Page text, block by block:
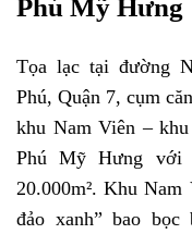
Phú Mỹ Hưng
Tọa lạc tại đường
Phú, Quận 7, cụm
khu Nam Viên –
Phú Mỹ Hưng với
20.000m². Khu
đảo xanh” bao